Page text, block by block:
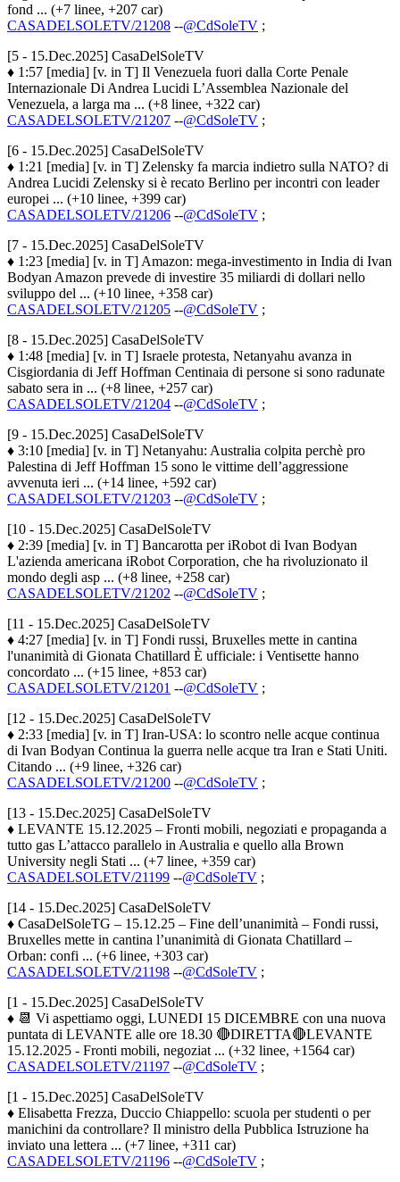
fond ... (+7 linee, +207 car)
CASADELSOLETV/21208 --@CdSoleTV ;
[5 - 15.Dec.2025] CasaDelSoleTV
♦ 1:57 [media] [v. in T] Il Venezuela fuori dalla Corte Penale
Internazionale Di Andrea Lucidi L’Assemblea Nazionale del
Venezuela, a larga ma ... (+8 linee, +322 car)
CASADELSOLETV/21207 --@CdSoleTV ;
[6 - 15.Dec.2025] CasaDelSoleTV
♦ 1:21 [media] [v. in T] Zelensky fa marcia indietro sulla NATO? di
Andrea Lucidi Zelensky si è recato Berlino per incontri con leader
europei ... (+10 linee, +399 car)
CASADELSOLETV/21206 --@CdSoleTV ;
[7 - 15.Dec.2025] CasaDelSoleTV
♦ 1:23 [media] [v. in T] Amazon: mega-investimento in India di Ivan
Bodyan Amazon prevede di investire 35 miliardi di dollari nello
sviluppo del ... (+10 linee, +358 car)
CASADELSOLETV/21205 --@CdSoleTV ;
[8 - 15.Dec.2025] CasaDelSoleTV
♦ 1:48 [media] [v. in T] Israele protesta, Netanyahu avanza in
Cisgiordania di Jeff Hoffman Centinaia di persone si sono radunate
sabato sera in ... (+8 linee, +257 car)
CASADELSOLETV/21204 --@CdSoleTV ;
[9 - 15.Dec.2025] CasaDelSoleTV
♦ 3:10 [media] [v. in T] Netanyahu: Australia colpita perchè pro
Palestina di Jeff Hoffman 15 sono le vittime dell’aggressione
avvenuta ieri ... (+14 linee, +592 car)
CASADELSOLETV/21203 --@CdSoleTV ;
[10 - 15.Dec.2025] CasaDelSoleTV
♦ 2:39 [media] [v. in T] Bancarotta per iRobot di Ivan Bodyan
L'azienda americana iRobot Corporation, che ha rivoluzionato il
mondo degli asp ... (+8 linee, +258 car)
CASADELSOLETV/21202 --@CdSoleTV ;
[11 - 15.Dec.2025] CasaDelSoleTV
♦ 4:27 [media] [v. in T] Fondi russi, Bruxelles mette in cantina
l'unanimità di Gionata Chatillard È ufficiale: i Ventisette hanno
concordato ... (+15 linee, +853 car)
CASADELSOLETV/21201 --@CdSoleTV ;
[12 - 15.Dec.2025] CasaDelSoleTV
♦ 2:33 [media] [v. in T] Iran-USA: lo scontro nelle acque continua
di Ivan Bodyan Continua la guerra nelle acque tra Iran e Stati Uniti.
Citando ... (+9 linee, +326 car)
CASADELSOLETV/21200 --@CdSoleTV ;
[13 - 15.Dec.2025] CasaDelSoleTV
♦ LEVANTE 15.12.2025 – Fronti mobili, negoziati e propaganda a
tutto gas L’attacco parallelo in Australia e quello alla Brown
University negli Stati ... (+7 linee, +359 car)
CASADELSOLETV/21199 --@CdSoleTV ;
[14 - 15.Dec.2025] CasaDelSoleTV
♦ CasaDelSoleTG – 15.12.25 – Fine dell’unanimità – Fondi russi,
Bruxelles mette in cantina l’unanimità di Gionata Chatillard –
Orban: confi ... (+6 linee, +303 car)
CASADELSOLETV/21198 --@CdSoleTV ;
[1 - 15.Dec.2025] CasaDelSoleTV
♦ 📆 Vi aspettiamo oggi, LUNEDI 15 DICEMBRE con una nuova
puntata di LEVANTE alle ore 18.30 🔴DIRETTA🔴LEVANTE
15.12.2025 - Fronti mobili, negoziat ... (+32 linee, +1564 car)
CASADELSOLETV/21197 --@CdSoleTV ;
[1 - 15.Dec.2025] CasaDelSoleTV
♦ Elisabetta Frezza, Duccio Chiappello: scuola per studenti o per
manichini da controllare? Il ministro della Pubblica Istruzione ha
inviato una lettera ... (+7 linee, +311 car)
CASADELSOLETV/21196 --@CdSoleTV ;